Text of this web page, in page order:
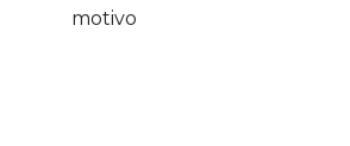
motivo